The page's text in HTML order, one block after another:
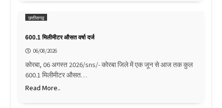
छत्तीसगढ़
600.1 मिलीमीटर औसत वर्षा दर्ज
06/08/2026
कोरबा, 06 अगस्त 2026/sns/- कोरबा जिले में एक जून से आज तक कुल
600.1 मिलीमीटर औसत…
Read More..